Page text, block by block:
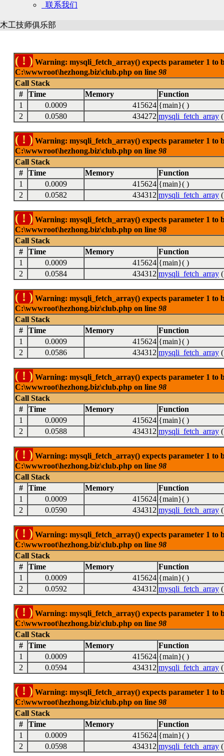
联系我们
木工技师俱乐部
( ! ) Warning: mysqli_fetch_array() expects parameter 1 to
C:\wwwroot\hezhong.biz\club.php on line 98
Call Stack
#
Time Memory
Function
1
0.0009 415624 {main}( )
2
0.0580 434272 mysqli_fetch_array
( ! ) Warning: mysqli_fetch_array() expects parameter 1 to
C:\wwwroot\hezhong.biz\club.php on line 98
Call Stack
#
Time Memory
Function
1
0.0009 415624 {main}( )
2
0.0582 434312 mysqli_fetch_array
( ! ) Warning: mysqli_fetch_array() expects parameter 1 to
C:\wwwroot\hezhong.biz\club.php on line 98
Call Stack
#
Time Memory
Function
1
0.0009 415624 {main}( )
2
0.0584 434312 mysqli_fetch_array
( ! ) Warning: mysqli_fetch_array() expects parameter 1 to
C:\wwwroot\hezhong.biz\club.php on line 98
Call Stack
#
Time Memory
Function
1
0.0009 415624 {main}( )
2
0.0586 434312 mysqli_fetch_array
( ! ) Warning: mysqli_fetch_array() expects parameter 1 to
C:\wwwroot\hezhong.biz\club.php on line 98
Call Stack
#
Time Memory
Function
1
0.0009 415624 {main}( )
2
0.0588 434312 mysqli_fetch_array
( ! ) Warning: mysqli_fetch_array() expects parameter 1 to
C:\wwwroot\hezhong.biz\club.php on line 98
Call Stack
#
Time Memory
Function
1
0.0009 415624 {main}( )
2
0.0590 434312 mysqli_fetch_array
( ! ) Warning: mysqli_fetch_array() expects parameter 1 to
C:\wwwroot\hezhong.biz\club.php on line 98
Call Stack
#
Time Memory
Function
1
0.0009 415624 {main}( )
2
0.0592 434312 mysqli_fetch_array
( ! ) Warning: mysqli_fetch_array() expects parameter 1 to
C:\wwwroot\hezhong.biz\club.php on line 98
Call Stack
#
Time Memory
Function
1
0.0009 415624 {main}( )
2
0.0594 434312 mysqli_fetch_array
( ! ) Warning: mysqli_fetch_array() expects parameter 1 to
C:\wwwroot\hezhong.biz\club.php on line 98
Call Stack
#
Time Memory
Function
1
0.0009 415624 {main}( )
2
0.0598 434312 mysqli_fetch_array